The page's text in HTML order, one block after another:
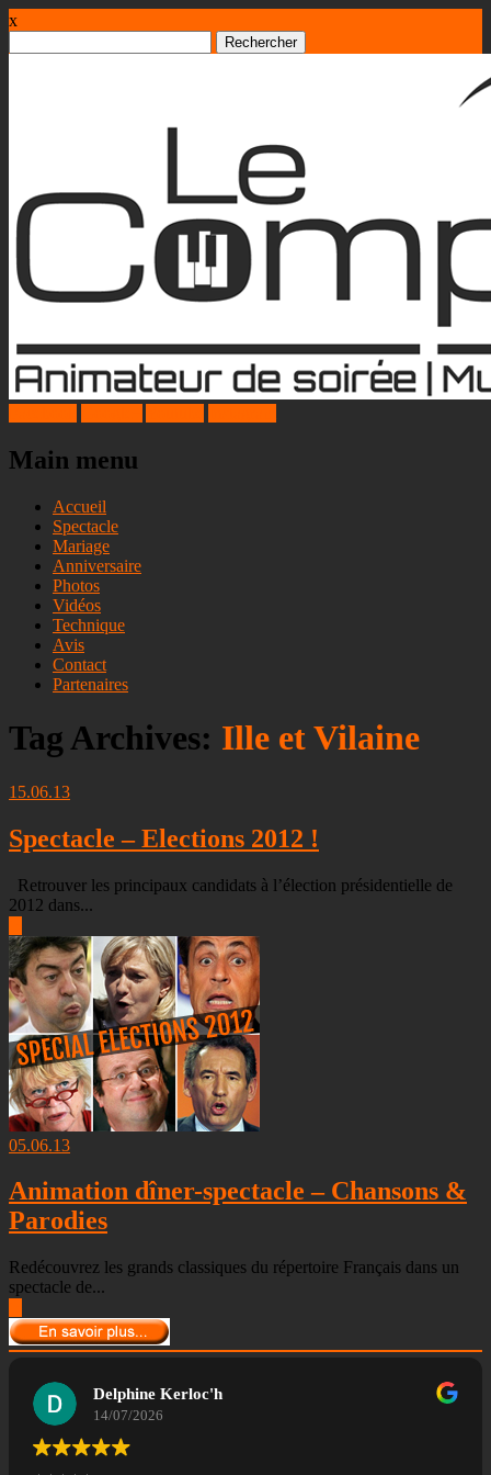
x
Main menu
Skip
content
Accueil
Spectacle
Mariage
Anniversaire
Photos
Vidéos
Technique
Avis
Contact
Partenaires
Tag Archives: Ille et Vilaine
15.06.13
Spectacle – Elections 2012 !
Retrouver les principaux candidats à l’élection présidentielle de
2012 dans...
05.06.13
Animation dîner-spectacle – Chansons &
Parodies
Redécouvrez les grands classiques du répertoire Français dans un
spectacle de...
Delphine Kerloc'h
14/07/2026